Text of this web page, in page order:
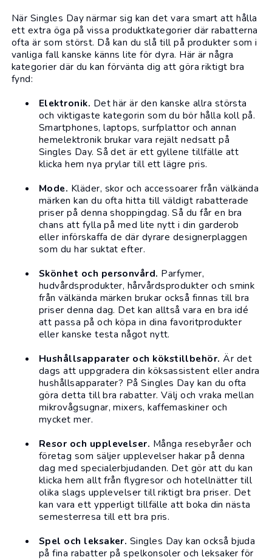
När Singles Day närmar sig kan det vara smart att hålla
ett extra öga på vissa produktkategorier där rabatterna
ofta är som störst. Då kan du slå till på produkter som i
vanliga fall kanske känns lite för dyra. Här är några
kategorier där du kan förvänta dig att göra riktigt bra
fynd:
Elektronik. Det här är den kanske allra största
och viktigaste kategorin som du bör hålla koll på.
Smartphones,laptops,surfplattor och annan
hemelektronik brukar vara rejält nedsatt på
Singles Day. Så det är ett gyllene tillfälle att
klicka hem nya prylar till ett lägre pris.
Mode. Kläder, skor och accessoarer från välkända
märken kan du ofta hitta till väldigt rabatterade
priser på denna shoppingdag. Så du får en bra
chans att fylla på med lite nytt i din garderob
eller införskaffa de där dyrare designerplaggen
som du har suktat efter.
Skönhet och personvård. Parfymer,
hudvårdsprodukter, hårvårdsprodukter ochsmink
från välkända märken brukar också finnas till bra
priser denna dag. Det kan alltså vara en bra idé
att passa på och köpa in dina favoritprodukter
eller kanske testa något nytt.
Hushållsapparater och kökstillbehör. Är det
dags att uppgradera dinköksassistent eller andra
hushållsapparater? På Singles Day kan du ofta
göra detta till bra rabatter. Välj och vraka mellan
mikrovågsugnar, mixers, kaffemaskiner och
mycket mer.
Resor och upplevelser. Många resebyråer och
företag som säljer upplevelser hakar på denna
dag med specialerbjudanden. Det gör att du kan
klicka hem allt från flygresor ochhotellnätter till
olika slags upplevelser till riktigt bra priser. Det
kan vara ett ypperligt tillfälle att boka din nästa
semesterresa till ett bra pris.
Spel och leksaker. Singles Day kan också bjuda
på fina rabatter påspelkonsoler ochleksaker för